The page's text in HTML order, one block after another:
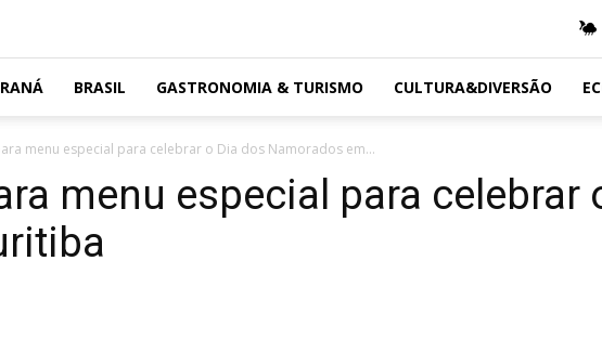
BRASIL GASTRONOMIA & TURISMO CULTURA&DIVERSÃO
menu especial para celebrar o Dia dos Namorados em...
menu especial para celebrar